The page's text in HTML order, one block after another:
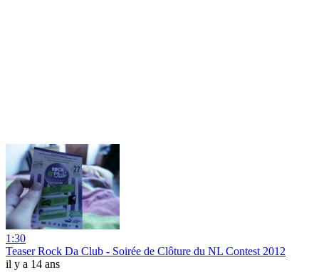
1:30
Teaser Rock Da Club - Soirée de Clôture du NL Contest 2012
il y a 14 ans